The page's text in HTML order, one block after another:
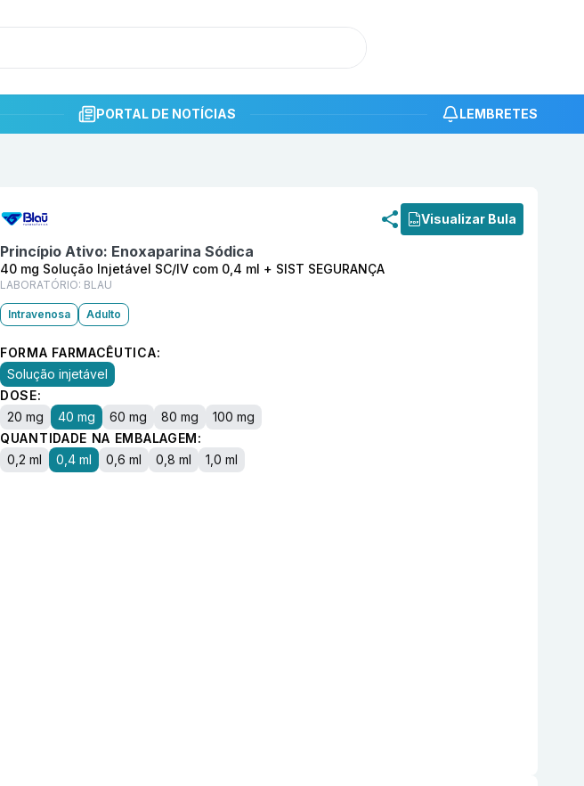
PORTAL DE NOTÍCIAS LEMBRETES
Visualizar Bula
Princípio Ativo: Enoxaparina Sódica
40 mg Solução Injetável SC/IV com 0,4 ml + SIST SEGURANÇA
LABORATÓRIO: BLAU
Intravenosa Adulto
FORMA FARMACÊUTICA:
Solução injetável
DOSE:
20 mg
40 mg 60 mg 80 mg
100 mg
QUANTIDADE NA EMBALAGEM:
0,2 ml
0,4 ml 0,6 ml 0,8 ml 1,0 ml